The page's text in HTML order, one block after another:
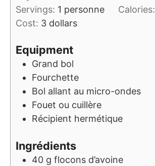
Servings: 1 personne Calories:
Cost: 3 dollars
Equipment
Grand bol
Fourchette
Bol allant au micro-ondes
Fouet ou cuillère
Récipient hermétique
Ingrédients
40 g flocons d’avoine